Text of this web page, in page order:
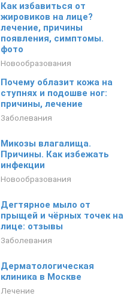
Как избавиться от
жировиков на лице?
лечение, причины
появления, симптомы.
фото
Новообразования
Почему облазит кожа на
ступнях и подошве ног:
причины, лечение
Заболевания
Микозы влагалища.
Причины. Как избежать
инфекции
Новообразования
Дегтярное мыло от
прыщей и чёрных точек на
лице: отзывы
Заболевания
Дерматологическая
клиника в Москве
Лечение